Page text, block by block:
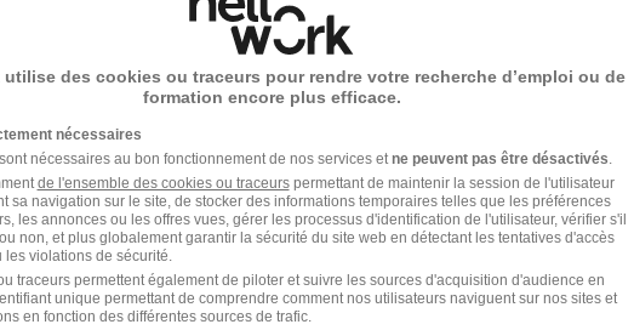
Commercial
32 000 € / an
Voir l’offre
Finance et Comptabilité
utilise des cookies ou traceurs pour rendre votre recherche d’emploi ou de
formation encore plus efficace.
nécessaires
nécessaires au bon fonctionnement de nos services et ne peuvent pas être désactivés
de l'ensemble des cookies ou traceurspermettant de maintenir la session de l'utilisateur
sa navigation sur le site, de stocker des informations temporaires telles que les préférences
les annonces ou les offres vues, gérer les processus d'identification de l'utilisateur, vérifier s'il
non, et plus globalement garantir la sécurité du site web en détectant les tentatives d'accès
violations de sécurité.
traceurs permettent également de piloter et suivre les sources d'acquisition d'audience en
unique permettant de comprendre comment nos utilisateurs naviguent sur nos sites et
en fonction des différentes sources de trafic.